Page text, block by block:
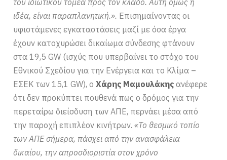
ιδέα, είναι παραπλανητική.». Επισημαίνοντας οι
υφιστάμενες εγκαταστάσεις μαζί με όσα έργα
έχουν κατοχυρώσει δικαίωμα σύνδεσης φτάνουν
στα 19,5 GW (ισχύς που υπερβαίνει το στόχο του
Εθνικού Σχεδίου για την Ενέργεια και το Κλίμα –
ΕΣΕΚ των 15,1 GW), οΧάρης Μαμουλάκης ανέφερε
ότι δεν προκύπτει πουθενά πως ο δρόμος για την
περεταίρω διείσδυση των ΑΠΕ, περνάει μέσα από
την παροχή επιπλέον κινήτρων. «Το θεσμικό τοπίο
των ΑΠΕ σήμερα, πάσχει από την ανασφάλεια
δικαίου, την απροσδιοριστία στον χρόνο